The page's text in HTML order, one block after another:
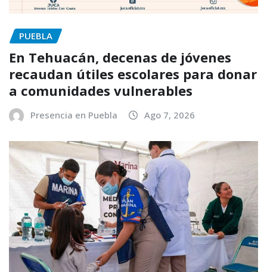
PUEBLA
En Tehuacán, decenas de jóvenes
recaudan útiles escolares para donar
a comunidades vulnerables
Presencia en Puebla Ago 7, 2026